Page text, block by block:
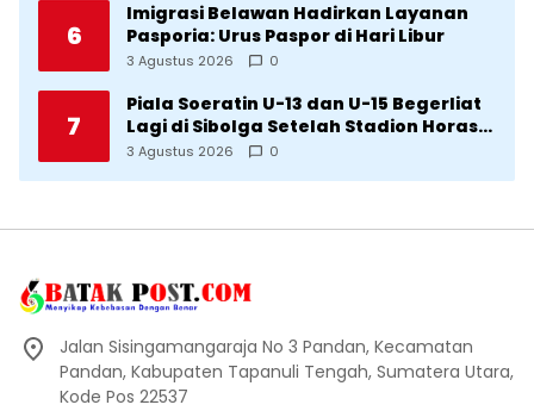
6
Imigrasi Belawan Hadirkan Layanan
Pasporia: Urus Paspor di Hari Libur
3 Agustus 2026 0
7
Piala Soeratin U-13 dan U-15 Begerliat
Lagi di Sibolga Setelah Stadion Horas
Direvitalisasi Wali Kota
3 Agustus 2026 0
Jalan Sisingamangaraja No 3 Pandan, Kecamatan
Pandan, Kabupaten Tapanuli Tengah, Sumatera Utara,
Kode Pos 22537